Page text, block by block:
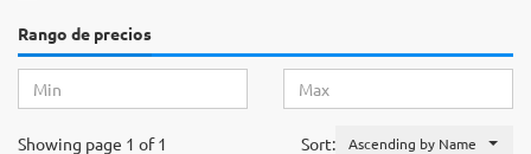
Rango de precios
Sort: Ascending by Name
Showing page 1 of 1